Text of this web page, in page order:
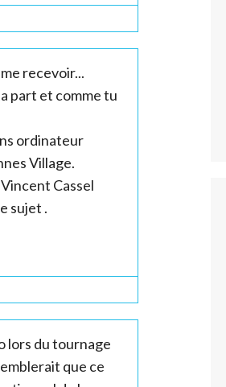
recevoir...
part et comme tu
ordinateur
Village.
Cassel
sujet .
lors du tournage
que ce